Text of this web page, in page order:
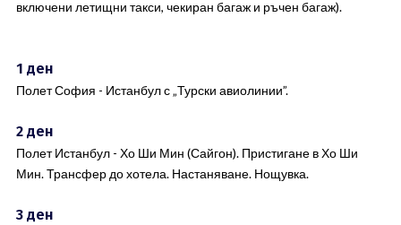
включени летищни такси, чекиран багаж и ръчен багаж).
1 ден
Полет София - Истанбул с „Турски авиолинии”.
2 ден
Полет Истанбул - Хо Ши Мин (Сайгон). Пристигане в Хо Ши
Мин. Трансфер до хотела. Настаняване. Нощувка.
3 ден